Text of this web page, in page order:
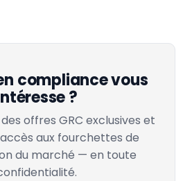
compliance vous
?
des offres GRC exclusives et
aux fourchettes de
du marché — en toute